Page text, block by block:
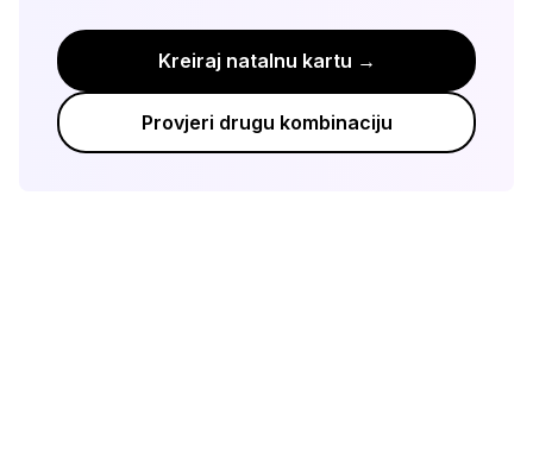
Kreiraj natalnu kartu →
Provjeri drugu kombinaciju